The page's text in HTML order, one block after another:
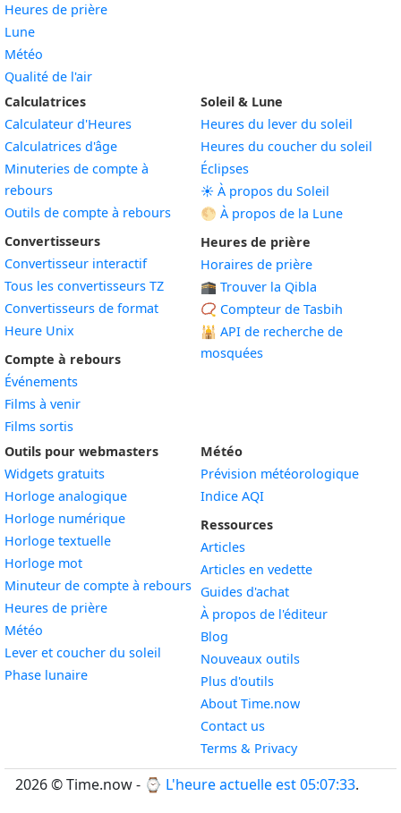
Heures de prière
Lune
Météo
Qualité de l'air
Calculatrices
Calculateur d'Heures
Calculatrices d'âge
Minuteries de compte à
rebours
Outils de compte à rebours
Convertisseurs
Convertisseur interactif
Tous les convertisseurs TZ
Convertisseurs de format
Heure Unix
Compte à rebours
Événements
Films à venir
Films sortis
Soleil & Lune
Heures du lever du soleil
Heures du coucher du soleil
Éclipses
☀️ À propos du Soleil
🌕 À propos de la Lune
Heures de prière
Horaires de prière
🕋 Trouver la Qibla
📿 Compteur de Tasbih
🕌 API de recherche de
mosquées
Outils pour webmasters
Widgets gratuits
Horloge analogiqueWidget
Horloge numériqueWidget
Horloge textuelleWidget
Horloge motWidget
Minuteur de compte à rebours Widget
Heures de prièreWidget
Météo
Lever et coucher du soleil
Phase lunaireWidget
Météo
Prévision météorologique
Indice AQI
Ressources
Articles
Articles en vedette
Guides d'achat
À propos de l'éditeur
Blog
Nouveaux outils
Plus d'outils
About Time.now
Contact us
Terms & Privacy
2026 © Time.now - ⌚ L'heure actuelle est 05:07:34.